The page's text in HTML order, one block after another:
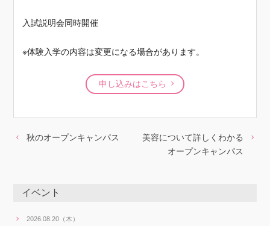
入試説明会同時開催
※体験入学の内容は変更になる場合があります。
申し込みはこちら
秋のオープンキャンパス
美容について詳しくわかる
オープンキャンパス
イベント
2026.08.20（木）